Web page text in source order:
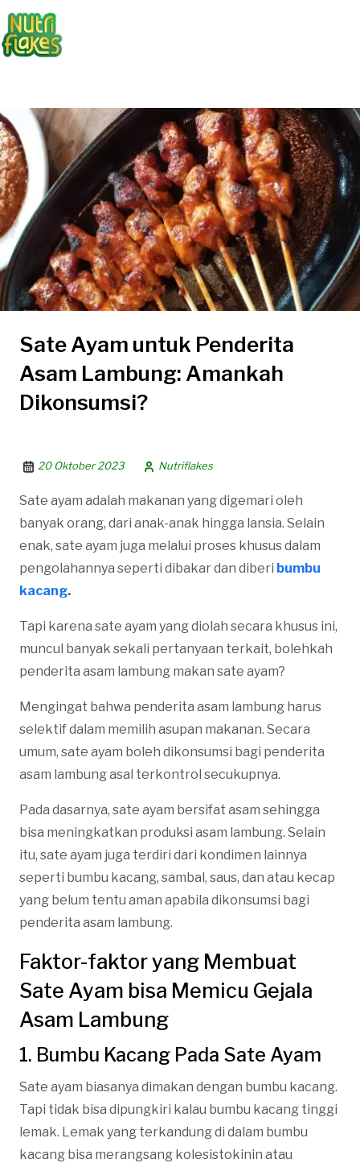
Sate Ayam untuk Penderita
Asam Lambung: Amankah
Dikonsumsi?
20 Oktober 2023 Nutriflakes
Sate ayam adalah makanan yang digemari oleh
banyak orang, dari anak-anak hingga lansia. Selain
enak, sate ayam juga melalui proses khusus dalam
pengolahannya seperti dibakar dan diberi bumbu
kacang.
Tapi karena sate ayam yang diolah secara khusus ini,
muncul banyak sekali pertanyaan terkait, bolehkah
penderita asam lambung makan sate ayam?
Mengingat bahwa penderita asam lambung harus
selektif dalam memilih asupan makanan. Secara
umum, sate ayam boleh dikonsumsi bagi penderita
asam lambung asal terkontrol secukupnya.
Pada dasarnya, sate ayam bersifat asam sehingga
bisa meningkatkan produksi asam lambung. Selain
itu, sate ayam juga terdiri dari kondimen lainnya
seperti bumbu kacang, sambal, saus, dan atau kecap
yang belum tentu aman apabila dikonsumsi bagi
penderita asam lambung.
Faktor-faktor yang Membuat
Sate Ayam bisa Memicu Gejala
Asam Lambung
1. Bumbu Kacang Pada Sate Ayam
Sate ayam biasanya dimakan dengan bumbu kacang.
Tapi tidak bisa dipungkiri kalau bumbu kacang tinggi
lemak. Lemak yang terkandung di dalam bumbu
kacang bisa merangsang kolesistokinin atau